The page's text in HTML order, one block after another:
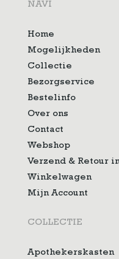
NAVI
Home
Mogelijkheden
Collectie
Bezorgservice
Bestelinfo
Over ons
Contact
Webshop
Verzend & Retour
Winkelwagen
Mijn Account
COLLECTIE
Apothekerskasten